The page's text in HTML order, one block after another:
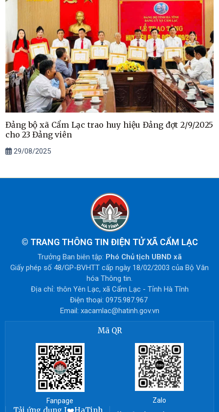
Đảng bộ xã Cẩm Lạc trao huy hiệu Đảng đợt 2/9/2025
cho 23 Đảng viên
29/08/2025
© TRANG THÔNG TIN ĐIỆN TỬ XÃ CẨM LẠC
Trưởng Ban biên tập: Phó Chủ tịch UBND xã
Giấy phép số 48/GP-BVHTT cấp ngày 18/02/2003 của Bộ Văn
hóa Thông tin.
Địa chỉ: thôn Yên Lạc, xã Cẩm Lạc - Tỉnh Hà Tĩnh
Điện thoại: 0975.987.967
Email: xacamlac@hatinh.gov.vn
Mã QR
Fanpage Zalo
Tải ứng dụng I❤️HaTinh